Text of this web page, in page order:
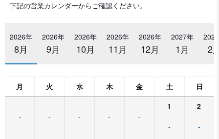
下記の営業カレンダーからご確認ください。
2026年
8月
2026年
9月
2026年
10月
2026年
11月
2026年
12月
2027年
1月 2
月 火 水 木 金 土 日
- - - - -
1
-
2
-